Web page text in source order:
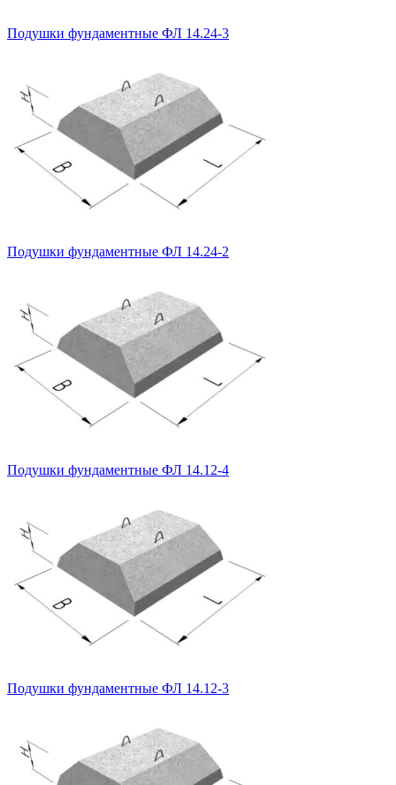
Подушки фундаментные ФЛ 14.24-3
Подушки фундаментные ФЛ 14.24-2
Подушки фундаментные ФЛ 14.12-4
Подушки фундаментные ФЛ 14.12-3